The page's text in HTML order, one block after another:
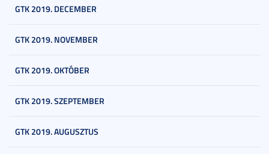
GTK 2019. DECEMBER
GTK 2019. NOVEMBER
GTK 2019. OKTÓBER
GTK 2019. SZEPTEMBER
GTK 2019. AUGUSZTUS